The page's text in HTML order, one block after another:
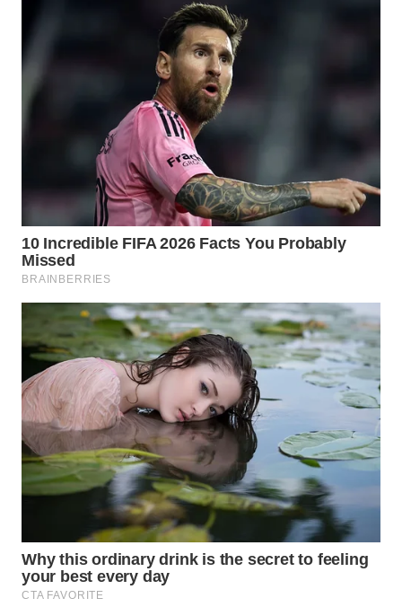
CIANJUR
KEPULAUAN
TANGERANG
WN
BINJAI
WN
CIREBON
WN
INDRAMAYU
WN
WN
MAJALENGKA